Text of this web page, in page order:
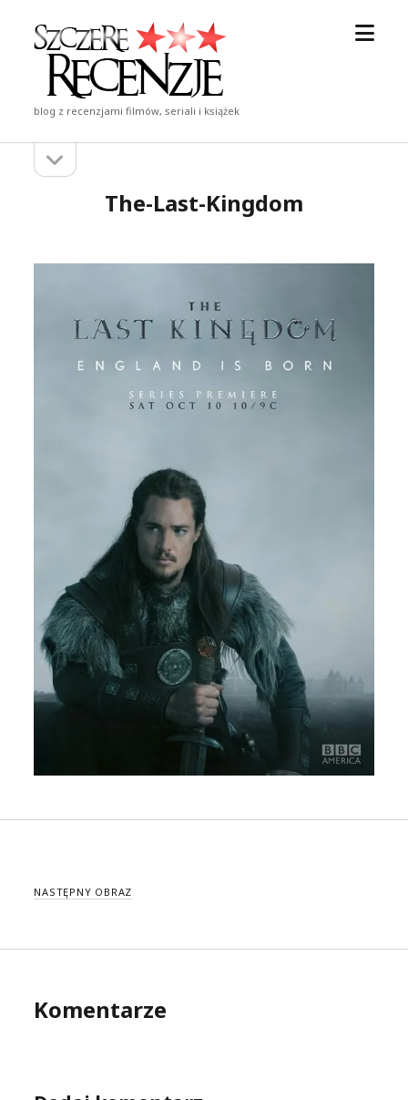
Szczere
Recenzje
blog z recenzjami filmów, seriali i książek
Pasekpasek
The-Last-Kingdom
NASTĘPNY OBRAZ
Komentarze